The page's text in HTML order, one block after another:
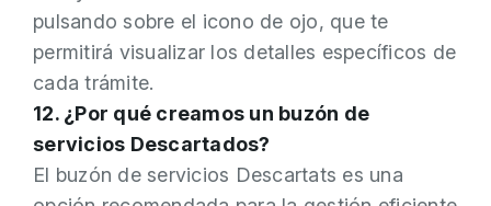
pulsando sobre el icono de ojo, que te
permitirá visualizar los detalles específicos de
cada trámite.
12. ¿Por qué creamos un buzón de
servicios Descartados?
El buzón de servicios Descartats es una